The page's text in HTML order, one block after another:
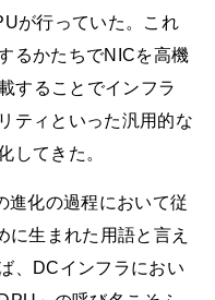
が行っていた。これ
るかたちでNICを高機
することでインフラ
ティといった汎用的な
してきた。
進化の過程において従
に生まれた用語と言え
、DCインフラにおい